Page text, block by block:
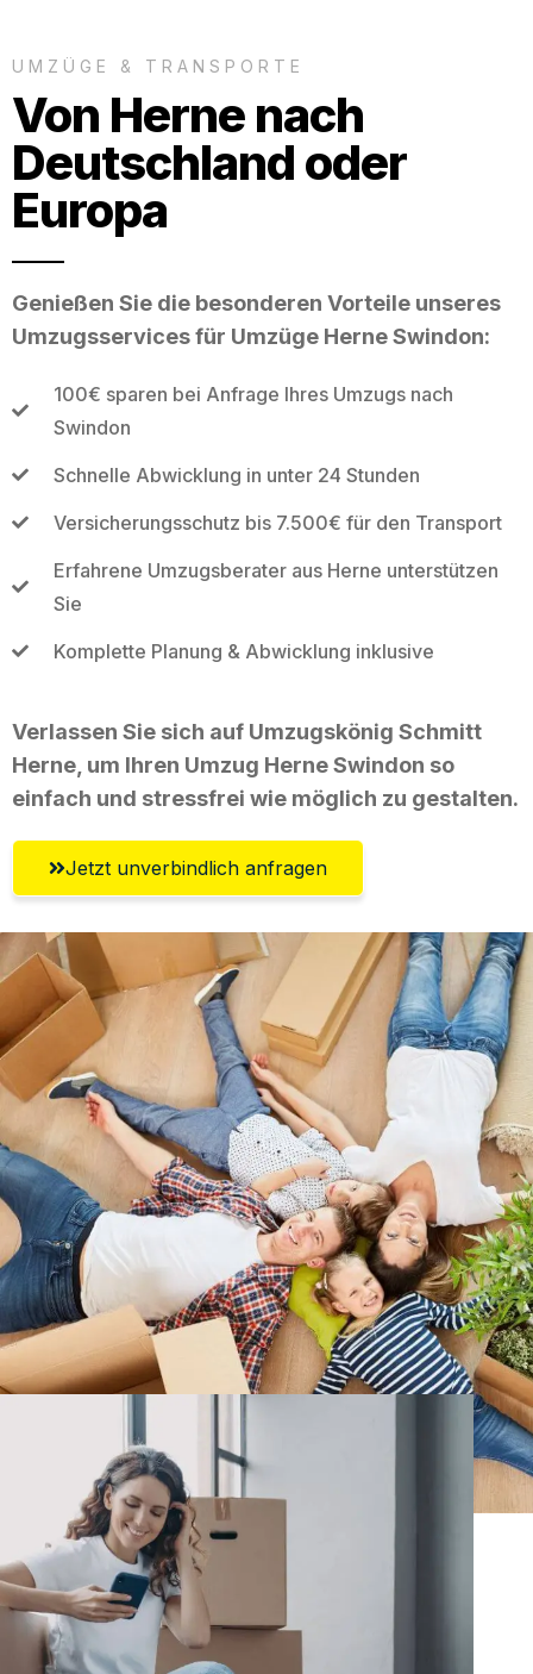
UMZÜGE & TRANSPORTE
Von Herne nach
Deutschland oder
Europa
Genießen Sie die besonderen Vorteile unseres
Umzugsservices für Umzüge Herne Swindon:
100€ sparen bei Anfrage Ihres Umzugs nach
Swindon
Schnelle Abwicklung in unter 24 Stunden
Versicherungsschutz bis 7.500€ für den Transport
Erfahrene Umzugsberater aus Herne unterstützen
Sie
Komplette Planung & Abwicklung inklusive
Verlassen Sie sich auf Umzugskönig Schmitt
Herne, um Ihren Umzug Herne Swindon so
einfach und stressfrei wie möglich zu gestalten.
Jetzt unverbindlich anfragen